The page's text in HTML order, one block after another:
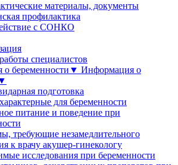
материалы, документы
профилактика
с СОНКО
Информация о
подготовка
для беременности
питание и поведение при
требующие незамедлительного
к врачу акушер-гинекологу
исследования при беременности